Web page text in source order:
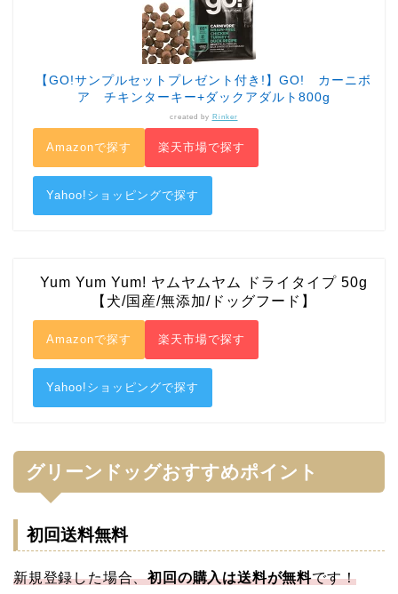
【GO!サンプルセットプレゼント付き!】GO! カーニボ
ア チキンターキー+ダックアダルト800g
created by Rinker
Amazonで探す 楽天市場で探す
Yahoo!ショッピングで探す
Yum Yum Yum! ヤムヤムヤム ドライタイプ 50g
【犬/国産/無添加/ドッグフード】
Amazonで探す 楽天市場で探す
Yahoo!ショッピングで探す
グリーンドッグおすすめポイント
初回送料無料
新規登録した場合、初回の購入は送料が無料です！